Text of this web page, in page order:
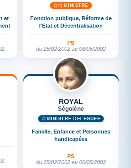
et
MINISTRE
Fonction publique, Réforme de
l'Etat et Décentralisation
PS
du 25/02/2002 au 06/05/2002
ROYAL
Ségolène
MINISTRE DÉLÉGUÉE
Famille, Enfance et Personnes
handicapées
PS
du 25/02/2002 au 06/05/2002